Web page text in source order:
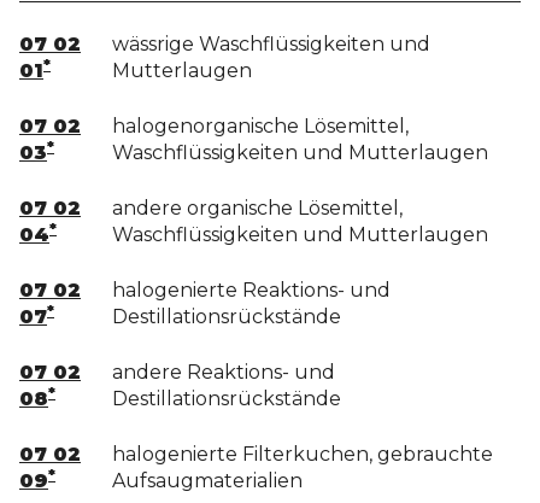
07 02
01*
wässrige Waschflüssigkeiten und
Mutterlaugen
07 02
03*
halogenorganische Lösemittel,
Waschflüssigkeiten und Mutterlaugen
07 02
04*
andere organische Lösemittel,
Waschflüssigkeiten und Mutterlaugen
07 02
07*
halogenierte Reaktions- und
Destillationsrückstände
07 02
08*
andere Reaktions- und
Destillationsrückstände
07 02
09*
halogenierte Filterkuchen, gebrauchte
Aufsaugmaterialien